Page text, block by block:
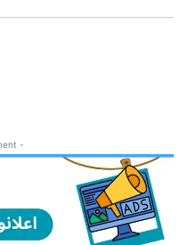
- Advertisment -